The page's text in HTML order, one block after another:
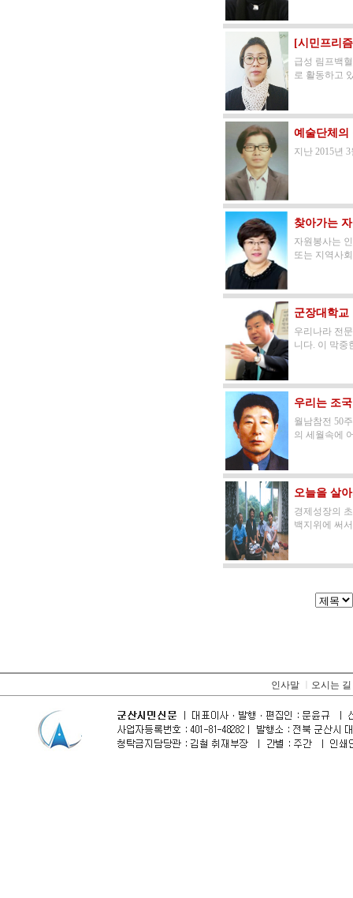
[시민프리
급성 림프백
로 활동하고
예술단체의
지난 2015년
찾아가는
자원봉사는
또는 지역사
군장대학교
우리나라 전
니다. 이 막중
우리는 조
월남참전 50
의 세월속에
오늘을 살
경제성장의
백지위에 써
인사말 오시는 길